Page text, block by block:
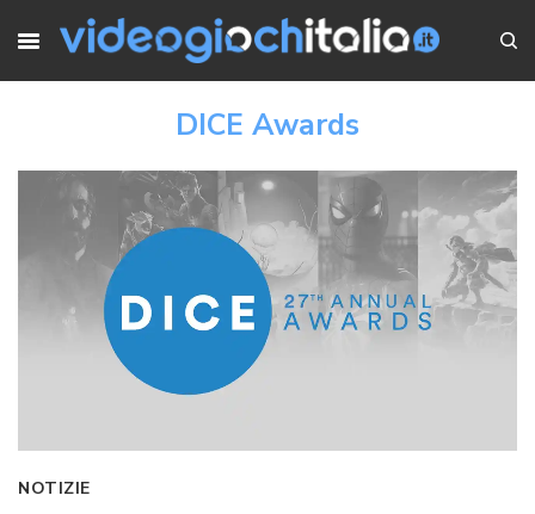
DICE Awards
NOTIZIE